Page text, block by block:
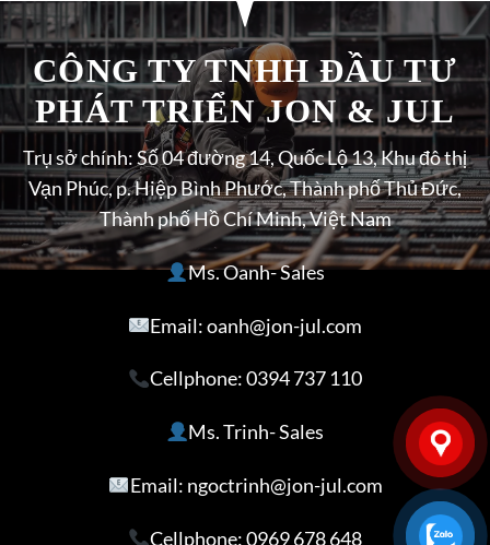
CÔNG TY TNHH ĐẦU TƯ
PHÁT TRIỂN JON & JUL
Trụ sở chính: Số 04 đường 14, Quốc Lộ 13, Khu đô thị
Vạn Phúc, p. Hiệp Bình Phước, Thành phố Thủ Đức,
Thành phố Hồ Chí Minh, Việt Nam
Ms. Oanh- Sales
Email: oanh@jon-jul.com
Cellphone:0394 737 110
Ms. Trinh- Sales
Email: ngoctrinh@jon-jul.com
Cellphone:0969 678 648